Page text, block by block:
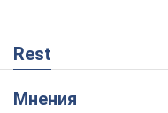
Rest
Мнения